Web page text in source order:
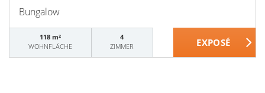
Bungalow
118 m²
WOHNFLÄCHE
4
ZIMMER